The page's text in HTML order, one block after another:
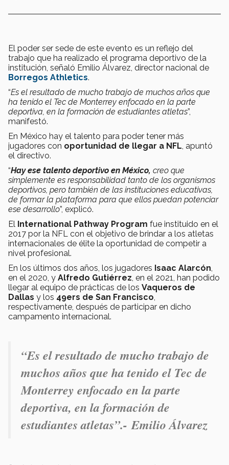
El poder ser sede de este evento es un reflejo del
trabajo que ha realizado el programa deportivo de la
institución, señaló Emilio Álvarez, director nacional de
Borregos Athletics.
“Es el resultado de mucho trabajo de muchos años que
ha tenido el Tec de Monterrey enfocado en la parte
deportiva, en la formación de estudiantes atletas”,
manifestó.
En México hay el talento para poder tener más
jugadores con oportunidad de llegar a NFL, apuntó
el directivo.
“Hay ese talento deportivo en México, creo que
simplemente es responsabilidad tanto de los organismos
deportivos, pero también de las instituciones educativas,
de formar la plataforma para que ellos puedan potenciar
ese desarrollo”, explicó.
El International Pathway Program fue instituido en el
2017 por la NFL con el objetivo de brindar a los atletas
internacionales de élite la oportunidad de competir a
nivel profesional.
En los últimos dos años, los jugadores Isaac Alarcón,
en el 2020, y Alfredo Gutiérrez, en el 2021, han podido
llegar al equipo de prácticas de los Vaqueros de
Dallas y los 49ers de San Francisco,
respectivamente, después de participar en dicho
campamento internacional.
“Es el resultado de mucho trabajo de
muchos años que ha tenido el Tec de
Monterrey enfocado en la parte
deportiva, en la formación de
estudiantes atletas”.- Emilio Álvarez